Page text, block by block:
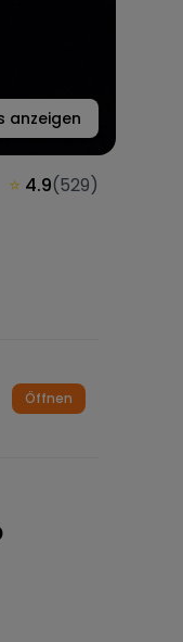
anzeigen
⭐ 4.9(529)
Öffnen